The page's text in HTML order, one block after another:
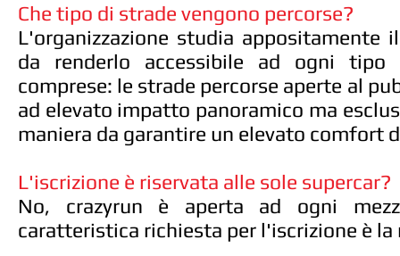
Che tipo di strade vengono percorse?
L'organizzazione studia appositamente
da renderlo accessibile ad ogni tipo
comprese: le strade percorse aperte al
ad elevato impatto panoramico ma
maniera da garantire un elevato comfort
L'iscrizione è riservata alle sole supercar?
No, crazyrun è aperta ad ogni
caratteristica richiesta per l'iscrizione è